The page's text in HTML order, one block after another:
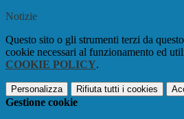
Notizie
Questo sito o gli strumenti terzi da
cookie necessari al funzionamento ed
COOKIE POLICY.
Personalizza Rifiuta tutti i cookies
Gestione cookie